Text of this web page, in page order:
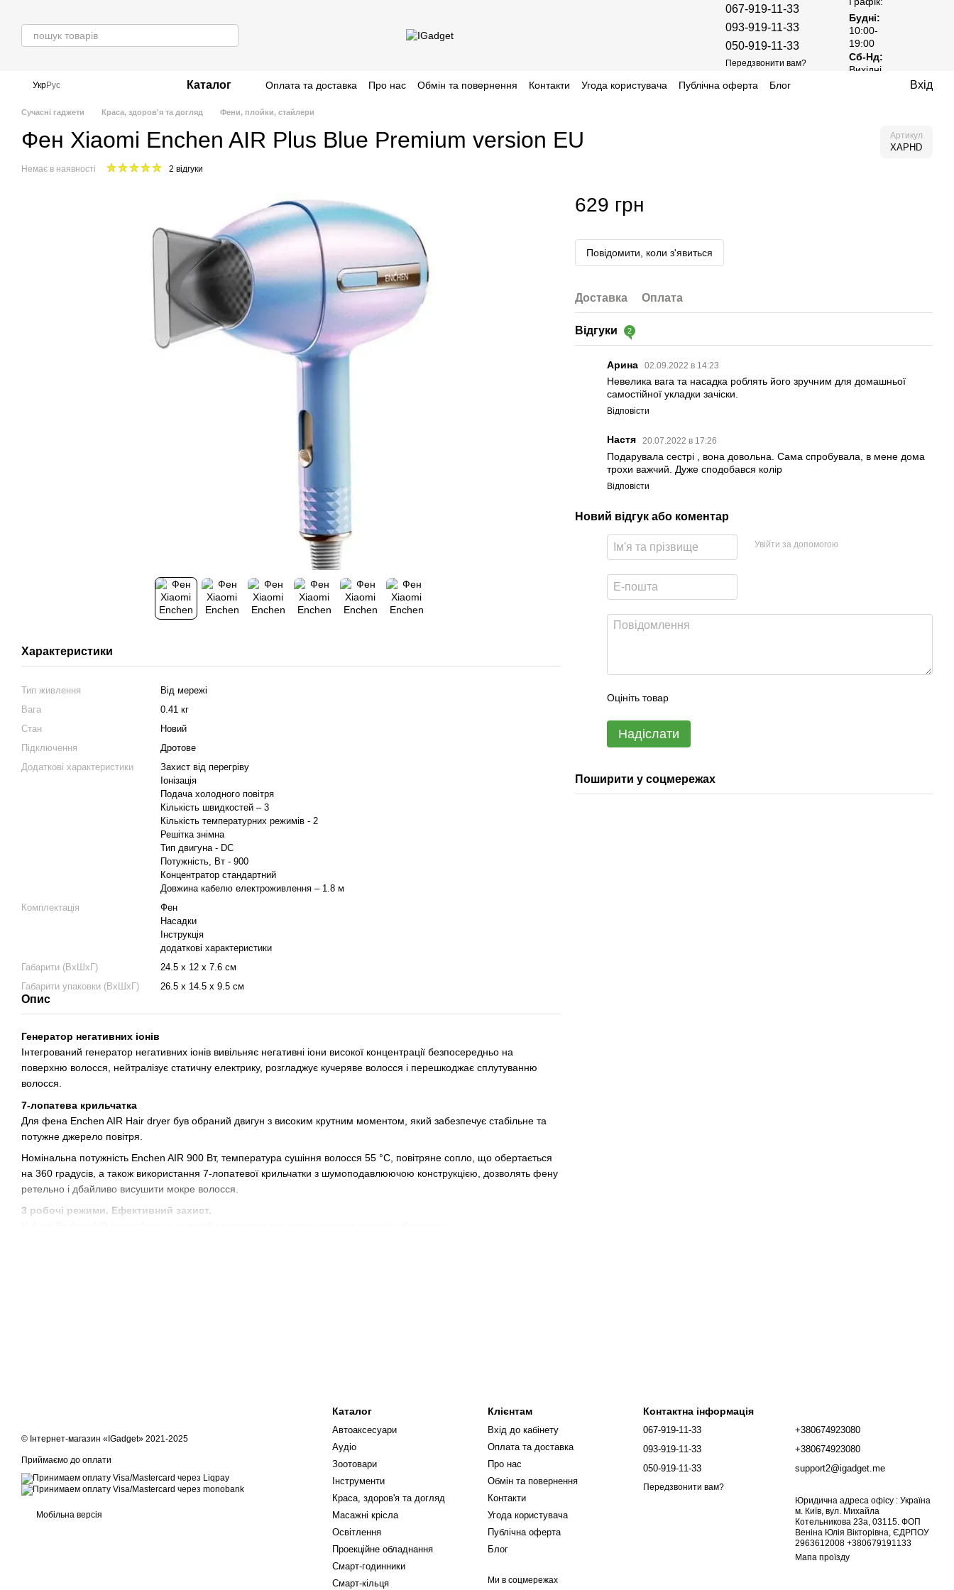
067-919-11-33
093-919-11-33
050-919-11-33
Передзвонити вам?
Будні:
10:00-
19:00
Сб-Нд:
Вихідні
УкрРус Каталог Оплата та доставка Про нас Обмін та повернення Контакти Угода користувача Публічна оферта Блог Вхід
Сучасні гаджети Краса, здоров'я та догляд Фени, плойки, стайлери
Фен Xiaomi Enchen AIR Plus Blue Premium version EU Артикул
XAPHD
Немає в наявності 2 відгуки
Характеристики
Тип живлення
Від мережі
Вага
0.41 кг
Стан
Новий
Підключення
Дротове
Додаткові характеристики
Захист від перегріву
Іонізація
Подача холодного повітря
Кількість швидкостей – 3
Кількість температурних режимів - 2
Решітка знімна
Тип двигуна - DC
Потужність, Вт - 900
Концентратор стандартний
Довжина кабелю електроживлення – 1.8 м
Комплектація
Фен
Насадки
Інструкція
додаткові характеристики
Габарити (ВхШхГ)
24.5 х 12 х 7.6 см
Габарити упаковки (ВхШхГ)
26.5 х 14.5 х 9.5 см
Опис
Генератор негативних іонів
Інтегрований генератор негативних іонів вивільняє негативні іони високої концентрації безпосередньо на
поверхню волосся, нейтралізує статичну електрику, розгладжує кучеряве волосся і перешкоджає сплутуванню
волосся.
7-лопатева крильчатка
Для фена Enchen AIR Hair dryer був обраний двигун з високим крутним моментом, який забезпечує стабільне та
потужне джерело повітря.
Номінальна потужність Enchen AIR 900 Вт, температура сушіння волосся 55 °С, повітряне сопло, що обертається
на 360 градусів, а також використання 7-лопатевої крильчатки з шумоподавлюючою конструкцією, дозволять фену
ретельно і дбайливо висушити мокре волосся.
3 робочі режими. Ефективний захист.
629 грн
Повідомити, коли з'явиться
Доставка Оплата
Відгуки 2
Арина 02.09.2022 в 14:23
Невелика вага та насадка роблять його зручним для домашньої
самостійної укладки зачіски.
Відповісти
Настя 20.07.2022 в 17:26
Подарувала сестрі , вона довольна. Сама спробувала, в мене дома
трохи важчий. Дуже сподобався колір
Відповісти
Новий відгук або коментар
Увійти за допомогою
Оцініть товар
Надіслати
Поширити у соцмережах
© Інтернет-магазин «IGadget» 2021-2025
Приймаємо до оплати
Мобільна версія
Каталог
Автоаксесуари
Аудіо
Зоотовари
Інструменти
Краса, здоров'я та догляд
Масажні крісла
Освітлення
Проекційне обладнання
Смарт-годинники
Смарт-кільця
Клієнтам
Вхід до кабінету
Оплата та доставка
Про нас
Обмін та повернення
Контакти
Угода користувача
Публічна оферта
Блог
Ми в соцмережах
Контактна інформація
067-919-11-33
093-919-11-33
050-919-11-33
Передзвонити вам?
+380674923080
+380674923080
support2@igadget.me
Юридична адреса офісу : Україна
м. Київ, вул. Михайла
Котельникова 23а, 03115. ФОП
Веніна Юлія Вікторівна, ЄДРПОУ
2963612008 +380679191133
Мапа проїзду